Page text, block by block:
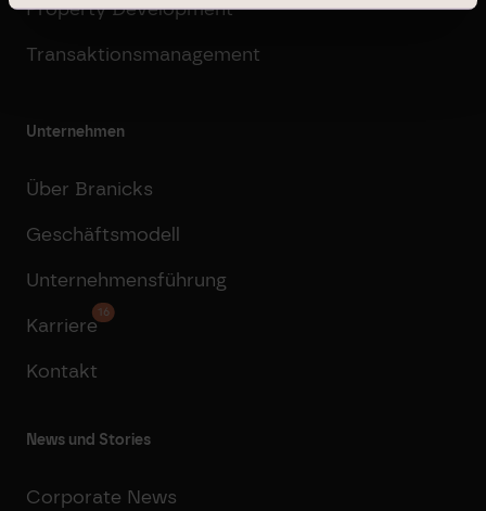
Property Development
Transaktionsmanagement
Unternehmen
Über Branicks
Geschäftsmodell
Unternehmensführung
Karriere
16
Kontakt
News und Stories
Corporate News